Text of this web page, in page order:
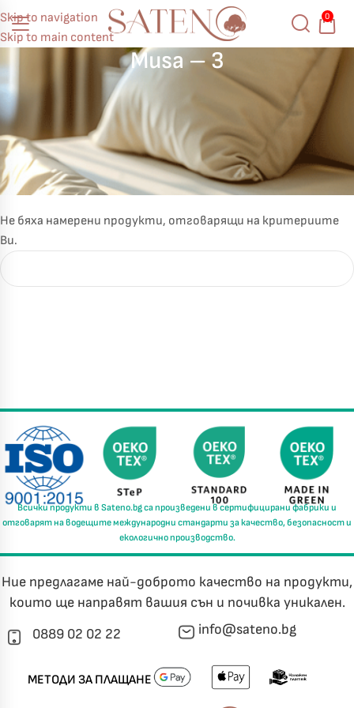
Skip to navigation
Skip to main content
0
Musa – 3
Не бяха намерени продукти, отговарящи на критериите
Ви.
Всички продукти в Sateno.bgса произведени всертифицирани фабрики и
отговарят на водещите международни стандарти закачество, безопасност и
екологично производство.
Ние предлагаме най-доброто качество на продукти,
които ще направят вашия сън и почивка уникален.
0889 02 02 22
info@sateno.bg
МЕТОДИ ЗА ПЛАЩАНЕ
🎁 Късметът избра Вас!
Хавлиени кърпи – Комплект 2 части – 100% памук
19,00 € 0 €
Бяло и Небесносиньо Екрю и Бежово
Светлосиво и Антрацит ✓
Пепел от Рози